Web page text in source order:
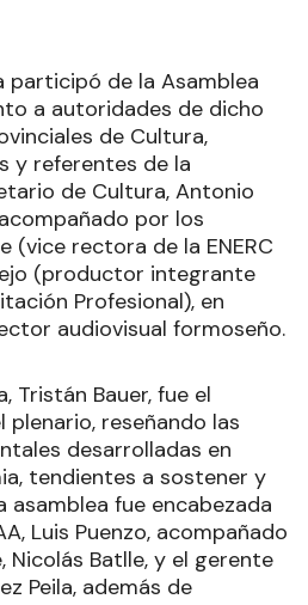
participó de la Asamblea
a autoridades de dicho
de Cultura,
y referentes de la
de Cultura, Antonio
por los
(vice rectora de la ENERC
(productor integrante
Profesional), en
audiovisual formoseño.
Tristán Bauer, fue el
reseñando las
desarrolladas en
tendientes a sostener y
asamblea fue encabezada
Luis Puenzo, acompañado
Nicolás Batlle, y el gerente
Peila, además de